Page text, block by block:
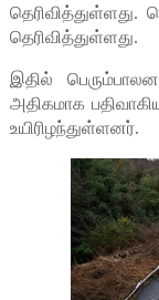
தெரிவித்துள்ளது.
தெரிவித்துள்ளது.
இதில்
அதிகமாக
உயிரிழந்துள்ளனர்.